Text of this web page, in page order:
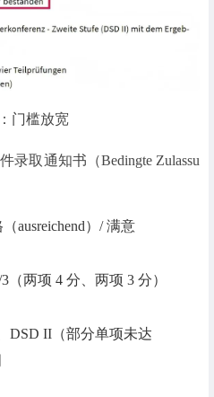
门槛放宽
录取通知书（Bedingte Zulassu
ausreichend）/ 满意
（两项 4 分、两项 3 分）
DSD II（部分单项未达